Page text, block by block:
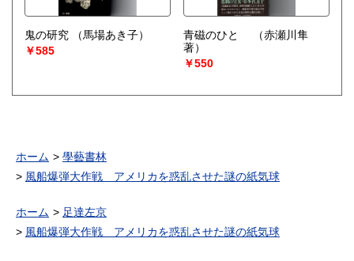
鬼の研究
（馬場あき子）
￥585
青磁のひと
（赤瀬川隼
著）
￥550
ホーム
學藝書林
風船爆弾大作戦 アメリカを惑乱させた謎の紙気球
ホーム
足達左京
風船爆弾大作戦 アメリカを惑乱させた謎の紙気球